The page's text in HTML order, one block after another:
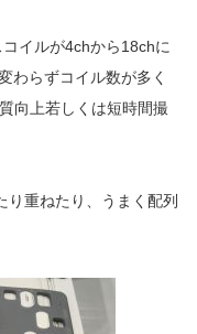
イルが4chから18chに
わらずコイル数が多く
向上若しくは短時間撮
り重ねたり、うまく配列